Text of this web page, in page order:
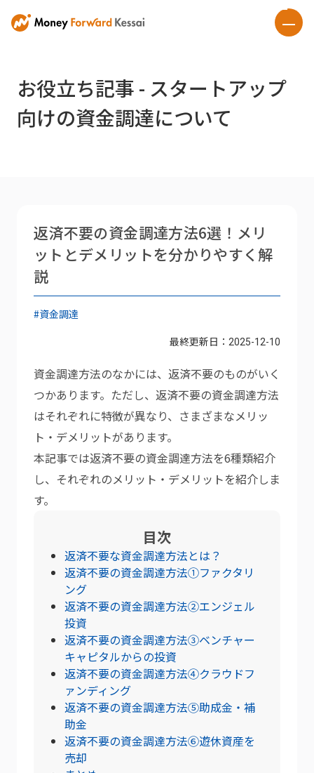
お役立ち記事 - スタートアップ
向けの資金調達について
返済不要の資金調達方法6選！メリ
ットとデメリットを分かりやすく解
説
#資金調達
最終更新日： 2025-12-10
資金調達方法のなかには、返済不要のものがいく
つかあります。ただし、返済不要の資金調達方法
はそれぞれに特徴が異なり、さまざまなメリッ
ト・デメリットがあります。
本記事では返済不要の資金調達方法を6種類紹介
し、それぞれのメリット・デメリットを紹介しま
す。
目次
返済不要な資金調達方法とは？
返済不要の資金調達方法①ファクタリ
ング
返済不要の資金調達方法②エンジェル
投資
返済不要の資金調達方法③ベンチャー
キャピタルからの投資
返済不要の資金調達方法④クラウドフ
ァンディング
返済不要の資金調達方法⑤助成金・補
助金
返済不要の資金調達方法⑥遊休資産を
売却